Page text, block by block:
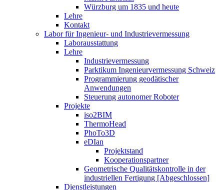
Würzburg um 1835 und heute
Lehre
Kontakt
Labor für Ingenieur- und Industrievermessung
Laborausstattung
Lehre
Industrievermessung
Parktikum Ingenieurvermessung Schweiz
Programmierung geodätischer
Anwendungen
Steuerung autonomer Roboter
Projekte
iso2BIM
ThermoHead
PhoTo3D
eDIan
Projektstand
Kooperationspartner
Geometrische Qualitätskontrolle in der
industriellen Fertigung [Abgeschlossen]
Dienstleistungen